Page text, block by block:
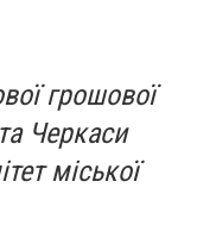
грошової
Черкаси
міської